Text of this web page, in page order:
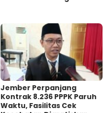
Jember Perpanjang
Kontrak 8.236 PPPK Paruh
Waktu, Fasilitas Cek